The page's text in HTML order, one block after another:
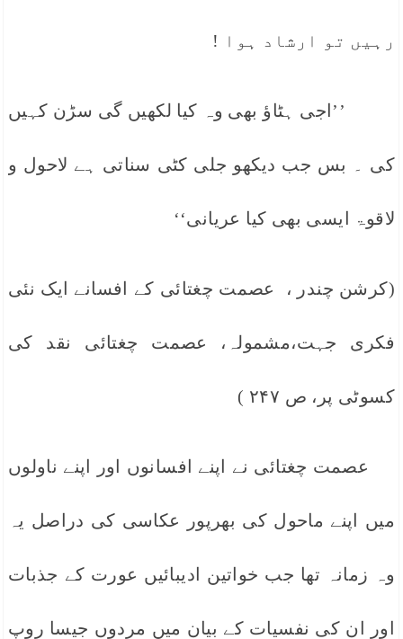
رہیں تو ارشاد ہوا !
’’اجی ہٹاؤ بھی وہ کیا لکھیں گی سڑن کہیں
کی ۔ بس جب دیکھو جلی کٹی سناتی ہے لاحول و
لاقوۃ ایسی بھی کیا عریانی‘‘
(کرشن چندر ، عصمت چغتائی کے افسانے ایک نئی
فکری جہت،مشمولہ، عصمت چغتائی نقد کی
کسوٹی پر، ص ۲۴۷ )
عصمت چغتائی نے اپنے افسانوں اور اپنے ناولوں
میں اپنے ماحول کی بھرپور عکاسی کی دراصل یہ
وہ زمانہ تھا جب خواتین ادیبائیں عورت کے جذبات
اور ان کی نفسیات کے بیان میں مردوں جیسا روپ